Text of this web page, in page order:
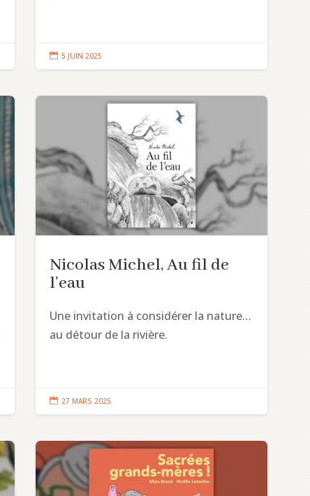
 5 JUIN 2025
Nicolas Michel, Au fil de
l’eau
Une invitation à considérer la nature…
au détour de la rivière.
 27 MARS 2025